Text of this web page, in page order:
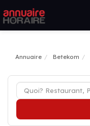
Annuaire Betekom